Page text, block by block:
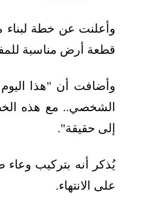
وأعلنت عن خطة لبناء
قطعة أرض مناسبة
وأضافت أن "هذا
الشخصي.. مع هذه
إلى حقيقة".
يُذكر أنه بتركيب
على الانتهاء.